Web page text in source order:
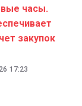
часы.
закупок
17:23